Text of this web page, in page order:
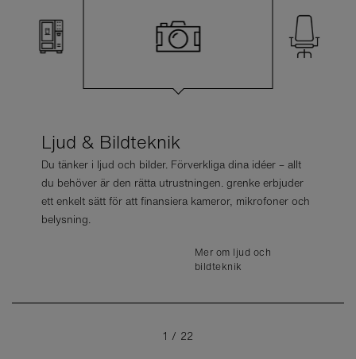
Ljud & Bildteknik
Du tänker i ljud och bilder. Förverkliga dina idéer – allt
du behöver är den rätta utrustningen. grenke erbjuder
ett enkelt sätt för att finansiera kameror, mikrofoner och
belysning.
Mer om ljud och
bildteknik
Mer om
Mer om
Hotellutrustning
Mer om kaffemaskiner
Mer om kopiatorer &
Mer om medicinteknik
Mer om städmaskiner
Verkstadsutrustning
Mer om varuautomater
1 / 22